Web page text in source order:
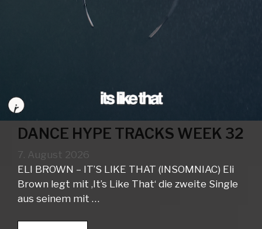
DANCE HYPE TRACKS WEEK 32
7. August 2026
ELI BROWN – IT’S LIKE THAT (INSOMNIAC) Eli
Brown legt mit ‚It’s Like That‘ die zweite Single
aus seinem mit …